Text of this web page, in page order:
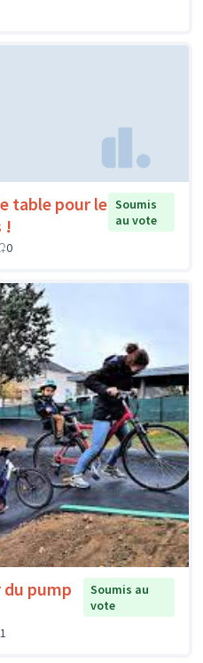
table pour le
!
Soumis
au vote
0
pump
Soumis au
vote
1